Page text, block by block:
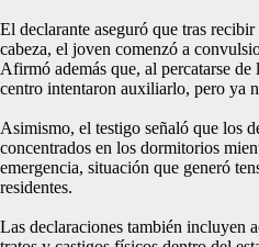
El declarante aseguró que tras
cabeza, el joven comenzó a
Afirmó además que, al percatarse
centro intentaron auxiliarlo, pero ya
Asimismo, el testigo señaló que los
concentrados en los dormitorios
emergencia, situación que generó
residentes.
Las declaraciones también incluyen